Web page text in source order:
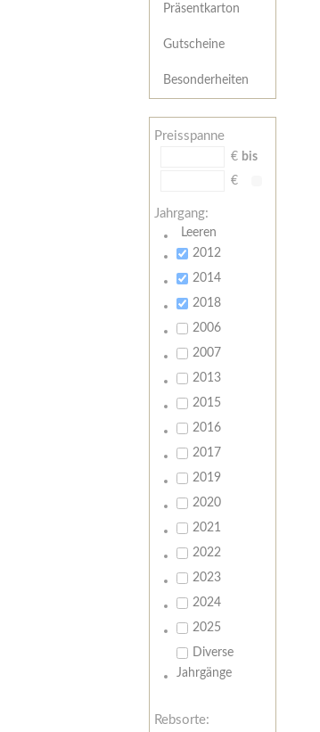
Präsentkarton
Gutscheine
Besonderheiten
Preisspanne
€ bis
€
Jahrgang:
Leeren
2012
2014
2018
2006
2007
2013
2015
2016
2017
2019
2020
2021
2022
2023
2024
2025
Diverse
Jahrgänge
Rebsorte: